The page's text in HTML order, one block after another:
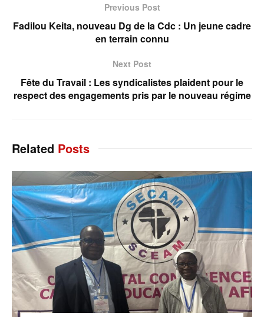
Previous Post
Fadilou Keita, nouveau Dg de la Cdc : Un jeune cadre
en terrain connu
Next Post
Fête du Travail : Les syndicalistes plaident pour le
respect des engagements pris par le nouveau régime
Related Posts